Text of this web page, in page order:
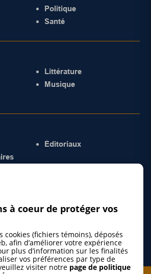
Politique
Santé
Littérature
Musique
Éditoriaux
à coeur de protéger vos
cookies (fichiers témoins), déposés
afin d’améliorer votre expérience
plus d’information sur les finalités
vos préférences par type de
visiter notre page de politique